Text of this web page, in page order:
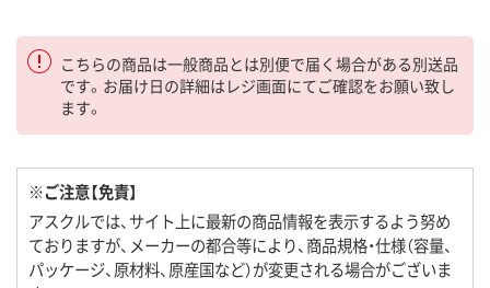
こちらの商品は一般商品とは別便で届く場合がある別送品
です。お届け日の詳細はレジ画面にてご確認をお願い致し
ます。
※ご注意【免責】
アスクルでは、サイト上に最新の商品情報を表示するよう努め
ておりますが、メーカーの都合等により、商品規格・仕様（容量、
パッケージ、原材料、原産国など）が変更される場合がございま